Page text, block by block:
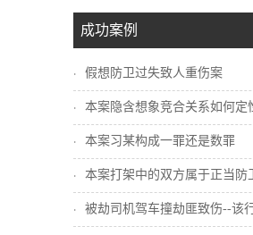
成功案例
假想防卫过失致人重伤案
本案隐含想象竞合关系如何定
本案习某构成一罪还是数罪
本案打架中的双方属于正当防
被劫司机驾车撞劫匪致伤--该